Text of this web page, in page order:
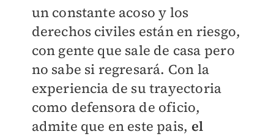
un constante acoso y los
derechos civiles están en riesgo,
con gente que sale de casa pero
no sabe si regresará. Con la
experiencia de su trayectoria
como defensora de oficio,
admite que en este pais, el